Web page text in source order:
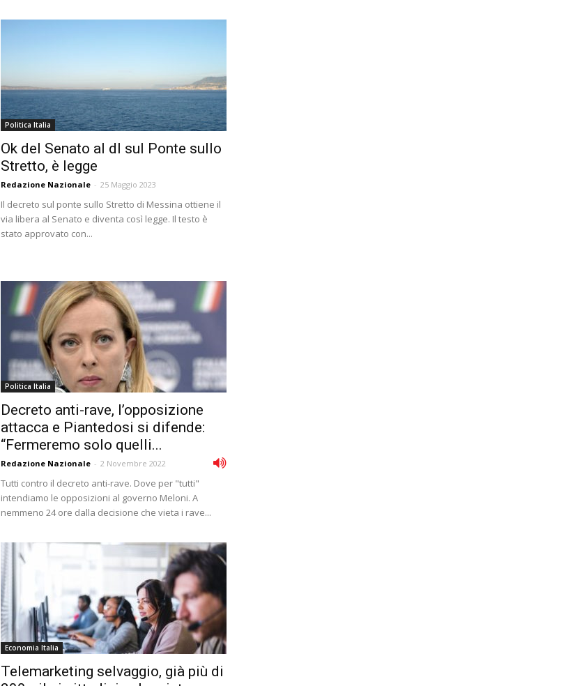
Politica Italia
Ok del Senato al dl sul Ponte sullo
Stretto, è legge
Redazione Nazionale - 25 Maggio 2023
Il decreto sul ponte sullo Stretto di Messina ottiene il
via libera al Senato e diventa così legge. Il testo è
stato approvato con...
Politica Italia
Decreto anti-rave, l’opposizione
attacca e Piantedosi si difende:
“Fermeremo solo quelli...
Redazione Nazionale - 2 Novembre 2022
Tutti contro il decreto anti-rave. Dove per "tutti"
intendiamo le opposizioni al governo Meloni. A
nemmeno 24 ore dalla decisione che vieta i rave...
Economia Italia
Telemarketing selvaggio, già più di